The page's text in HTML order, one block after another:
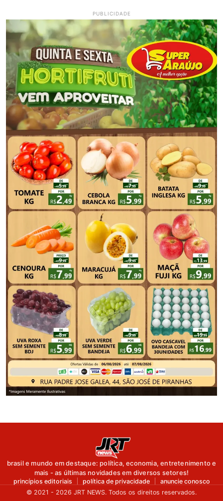
PUBLICIDADE
brasil e mundo em destaque: política, economia, entretenimento e
mais - as últimas novidades em diversos setores!
princípios editoriais política de privacidade
anuncie conosco
© 2021 - 2026 JRT NEWS. Todos os direitos reservados.